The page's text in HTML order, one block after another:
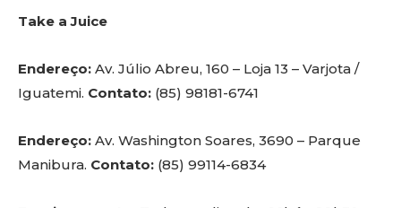
Take a Juice
Endereço: Av. Júlio Abreu, 160 – Loja 13 – Varjota /
Iguatemi. Contato: (85) 98181-6741
Endereço: Av. Washington Soares, 3690 – Parque
Manibura. Contato: (85) 99114-6834